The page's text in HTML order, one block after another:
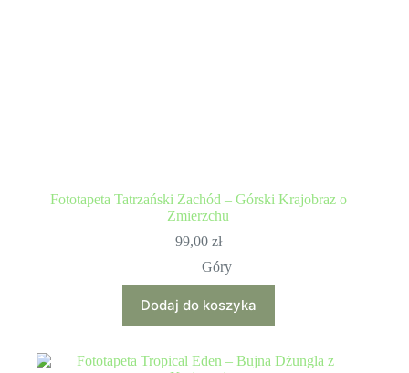
Fototapeta Tatrzański Zachód – Górski Krajobraz o
Zmierzchu
99,00 zł
Góry
Dodaj do koszyka